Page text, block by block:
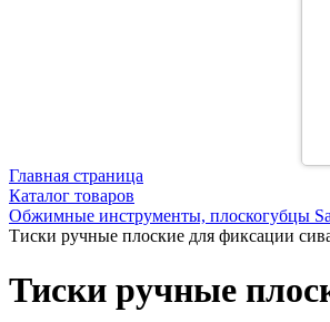
Главная страница
Каталог товаров
Обжимные инструменты, плоскогубцы
Тиски ручные плоские для фиксации
Тиски ручные